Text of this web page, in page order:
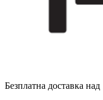
Безплатна доставка над